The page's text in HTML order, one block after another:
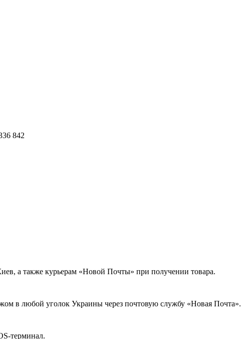
842
а также курьерам «Новой Почты» при получении товара.
в любой уголок Украины через почтовую службу «Новая Почта».
терминал.